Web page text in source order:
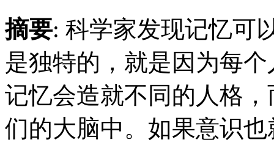
摘要: 科学家发现记忆可
是独特的，就是因为每
记忆会造就不同的人格
们的大脑中。如果意识